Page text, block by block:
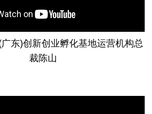
东)创新创业孵化基地运营机构总
裁陈山